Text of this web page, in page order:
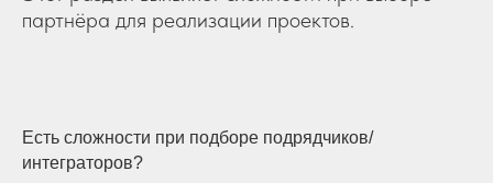
партнёра для реализации проектов.
Есть сложности при подборе подрядчиков/
интеграторов?